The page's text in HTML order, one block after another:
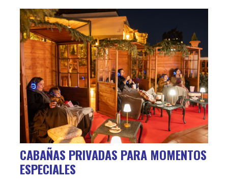
CABAÑAS PRIVADAS PARA MOMENTOS
ESPECIALES